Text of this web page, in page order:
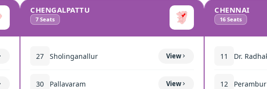
CHENGALPATTU
7 Seats
27 Sholinganallur View
30 Pallavaram View
CHENNAI
16 Seats
11 Dr.
12 Perambur